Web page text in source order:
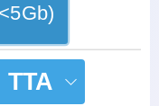
فتح الملفات (<5Gb)
TTA